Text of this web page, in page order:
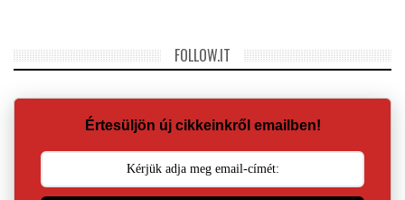
FOLLOW.IT
Értesüljön új cikkeinkről emailben!